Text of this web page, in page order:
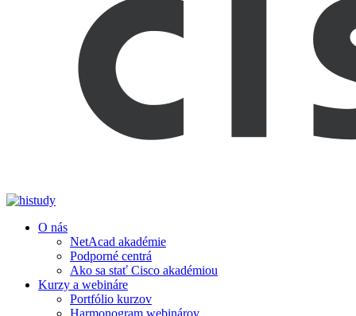
O nás
NetAcad akadémie
Podporné centrá
Ako sa stať Cisco akadémiou
Kurzy a webináre
Portfólio kurzov
Harmonogram webinárov